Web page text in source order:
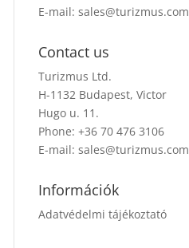
E-mail:sales@turizmus.com
Contact us
Turizmus Ltd.
H-1132 Budapest, Victor
Hugo u. 11.
Phone: +36 70 476 3106
E-mail:sales@turizmus.com
Információk
Adatvédelmi tájékoztató